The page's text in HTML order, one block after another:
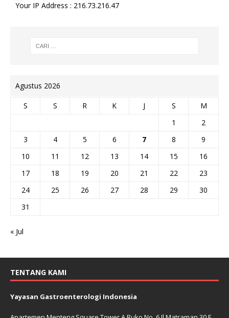
Your IP Address : 216.73.216.47
Agustus 2026
S S R K J S
M
1
2
3
4 5 6 7 8
9
10
11 12 13 14 15
16
17
18 19 20 21 22
23
24
25 26 27 28 29
30
31
« Jul
TENTANG KAMI
Yayasan Gastroenterologi Indonesia